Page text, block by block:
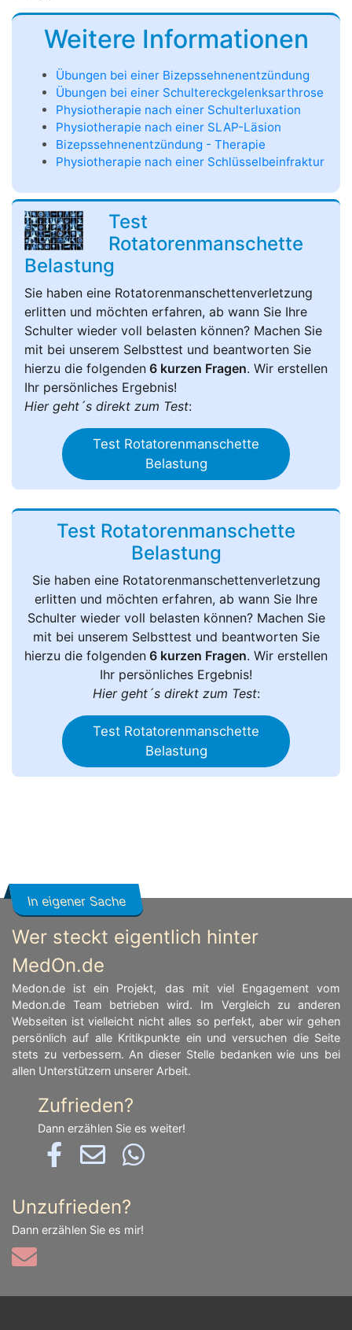
Test Rotatorenmanschette
Belastung
Sie haben eine Rotatorenmanschettenverletzung
erlitten und möchten erfahren, ab wann Sie Ihre
Schulter wieder voll belasten können? Machen Sie
mit bei unserem Selbsttest und beantworten Sie
hierzu die folgenden 6 kurzen Fragen. Wir erstellen
Ihr persönliches Ergebnis!
Hier geht´s direkt zum Test:
Test Rotatorenmanschette
Belastung
Weitere Informationen
Übungen bei einer Bizepssehnenentzündung
Übungen bei einer Schultereckgelenksarthrose
Physiotherapie nach einer Schulterluxation
Physiotherapie nach einer SLAP-Läsion
Bizepssehnenentzündung - Therapie
Physiotherapie nach einer Schlüsselbeinfraktur
Test
Rotatorenmanschette
Belastung
Sie haben eine Rotatorenmanschettenverletzung
erlitten und möchten erfahren, ab wann Sie Ihre
Schulter wieder voll belasten können? Machen Sie
mit bei unserem Selbsttest und beantworten Sie
hierzu die folgenden 6 kurzen Fragen. Wir erstellen
Ihr persönliches Ergebnis!
Hier geht´s direkt zum Test:
Test Rotatorenmanschette
Belastung
In eigener Sache
Wer steckt eigentlich hinter
MedOn.de
Medon.de ist ein Projekt, das mit viel Engagement vom
Medon.de Team betrieben wird. Im Vergleich zu anderen
Webseiten ist vielleicht nicht alles so perfekt, aber wir gehen
persönlich auf alle Kritikpunkte ein und versuchen die Seite
stets zu verbessern. An dieser Stelle bedanken wie uns bei
allen Unterstützern unserer Arbeit.
Zufrieden?
Dann erzählen Sie es weiter!
Unzufrieden?
Dann erzählen Sie es mir!